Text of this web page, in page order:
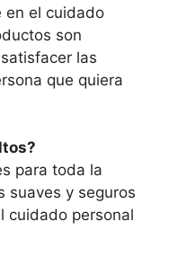
en el cuidado
son
las
que quiera
para toda la
suaves y seguros
cuidado personal